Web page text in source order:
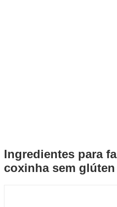
Ingredientes para
coxinha sem glúten